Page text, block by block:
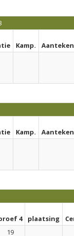
Kamp.
Kamp.
4 plaatsing
19